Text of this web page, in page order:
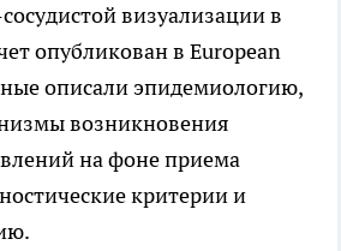
визуализации в
опубликован в European
описали эпидемиологию,
возникновения
на фоне приема
критерии и